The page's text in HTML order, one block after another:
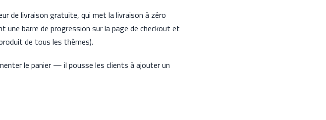
de livraison gratuite, qui met la livraison à zéro
une barre de progression sur la page de checkout et
de tous les thèmes).
le panier — il pousse les clients à ajouter un